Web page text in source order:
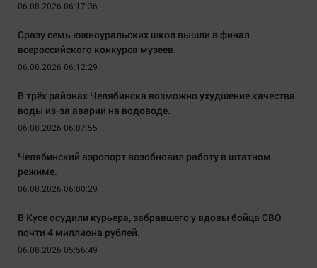
06.08.2026 06:17:36
Сразу семь южноуральских школ вышли в финал
всероссийского конкурса музеев.
06.08.2026 06:12:29
В трёх районах Челябинска возможно ухудшение качества
воды из-за аварии на водоводе.
06.08.2026 06:07:55
Челябинский аэропорт возобновил работу в штатном
режиме.
06.08.2026 06:00:29
В Кусе осудили курьера, забравшего у вдовы бойца СВО
почти 4 миллиона рублей.
06.08.2026 05:56:49